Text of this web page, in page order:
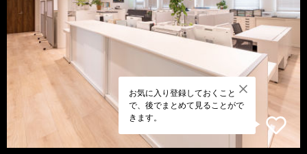
お気に入り登録しておくこと
で、後でまとめて見ることがで
きます。